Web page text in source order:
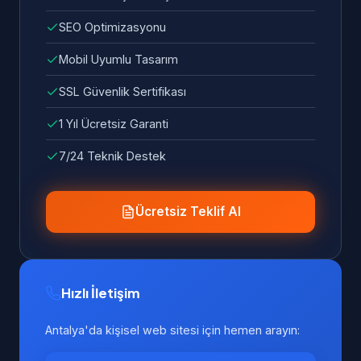
SEO Optimizasyonu
Mobil Uyumlu Tasarım
SSL Güvenlik Sertifikası
1 Yıl Ücretsiz Garanti
7/24 Teknik Destek
Ücretsiz Teklif Al
Hızlı İletişim
Antalya'da kişisel web sitesi için hemen arayın: